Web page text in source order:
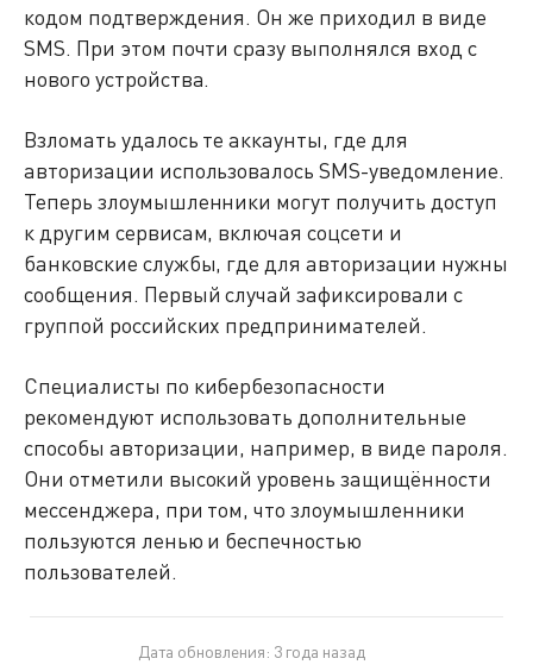
кодом подтверждения. Он же приходил в виде
SMS. При этом почти сразу выполнялся вход с
нового устройства.
Взломать удалось те аккаунты, где для
авторизации использовалось SMS-уведомление.
Теперь злоумышленники могут получить доступ
к другим сервисам, включая соцсети и
банковские службы, где для авторизации нужны
сообщения. Первый случай зафиксировали с
группой российских предпринимателей.
Специалисты по кибербезопасности
рекомендуют использовать дополнительные
способы авторизации, например, в виде пароля.
Они отметили высокий уровень защищённости
мессенджера, при том, что злоумышленники
пользуются ленью и беспечностью
пользователей.
Дата обновления: 3 года назад